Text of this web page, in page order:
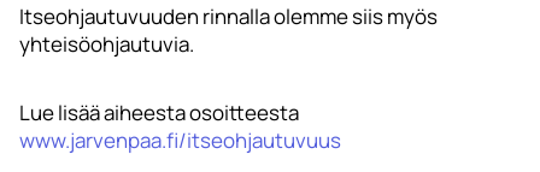
Itseohjautuvuuden rinnalla olemme siis myös
yhteisöohjautuvia.
Lue lisää aiheesta osoitteesta
www.jarvenpaa.fi/itseohjautuvuus